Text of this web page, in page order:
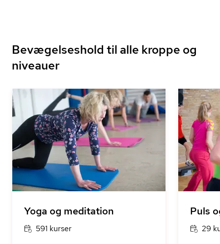
Bevægelseshold til alle kroppe og
niveauer
Yoga og meditation
591 kurser
Puls
29